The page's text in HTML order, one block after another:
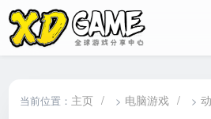
当前位置： 主页 / > 电脑游戏 / >